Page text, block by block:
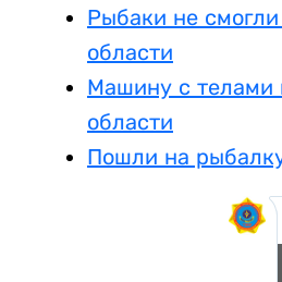
Рыбаки не
области
Машину с телами
области
Пошли на